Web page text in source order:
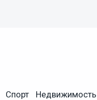
Спорт Недвижимость